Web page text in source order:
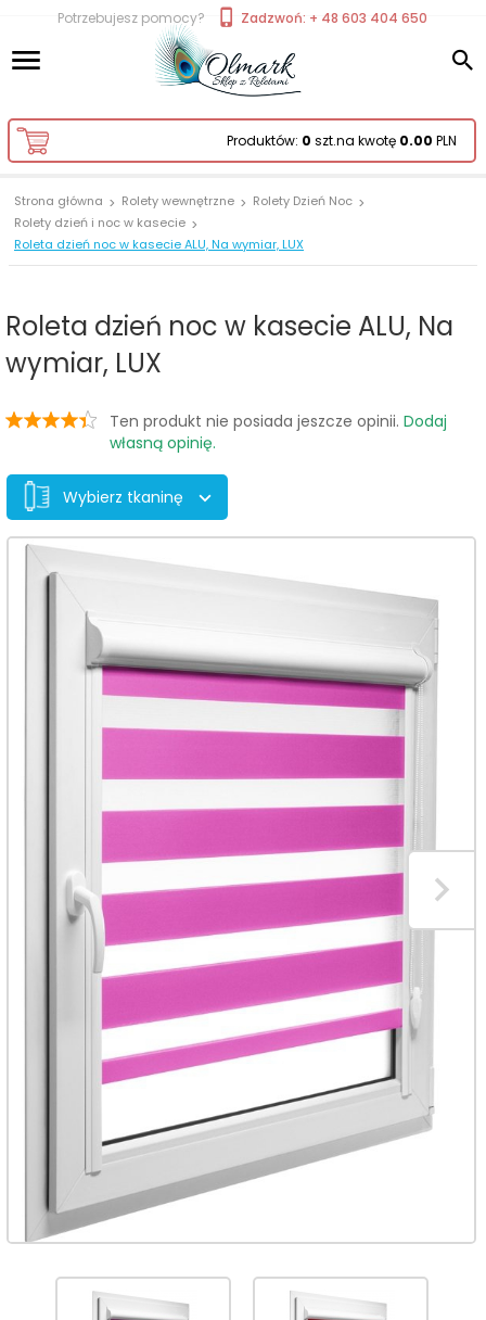
Potrzebujesz pomocy? Zadzwoń: + 48 603 404 650
Produktów: 0 szt.na kwotę 0.00 PLN
Strona główna Rolety wewnętrzne
Rolety Dzień Noc
Rolety dzień i noc w kasecie
Roleta dzień noc w kasecie ALU, Na wymiar, LUX
Roleta dzień noc w kasecie ALU, Na
wymiar, LUX
Ten produkt nie posiada jeszcze opinii. Dodaj
własną opinię.
Wybierz tkaninę